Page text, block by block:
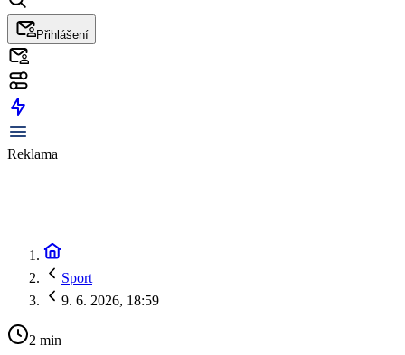
Přihlášení
Reklama
Sport
9. 6. 2026, 18:59
2 min